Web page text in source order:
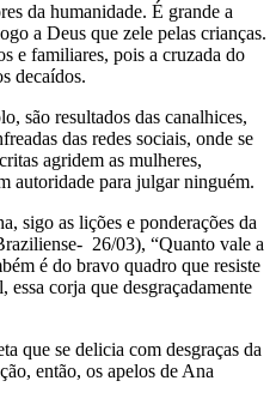
da humanidade. É grande a
a Deus que zele pelas crianças.
e familiares, pois a cruzada do
decaídos.
são resultados das canalhices,
das redes sociais, onde se
agridem as mulheres,
autoridade para julgar ninguém.
sigo as lições e ponderações da
26/03), “Quanto vale a
é do bravo quadro que resiste
essa corja que desgraçadamente
que se delicia com desgraças da
então, os apelos de Ana